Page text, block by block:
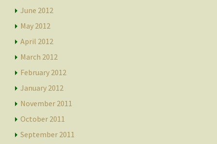
June 2012
May 2012
April 2012
March 2012
February 2012
January 2012
November 2011
October 2011
September 2011